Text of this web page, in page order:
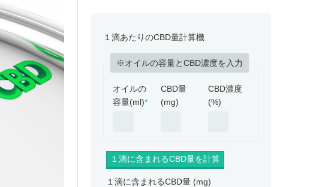
１滴あたりのCBD量計算機
※オイルの容量とCBD濃度を入力
オイルの
容量(ml)*
CBD量
(mg)
CBD濃度
(%)
１滴に含まれるCBD量 (mg)